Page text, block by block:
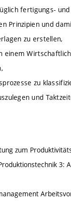
fertigungs-
Prinzipien und
zu erstellen,
einem
zu
und
zum
3: